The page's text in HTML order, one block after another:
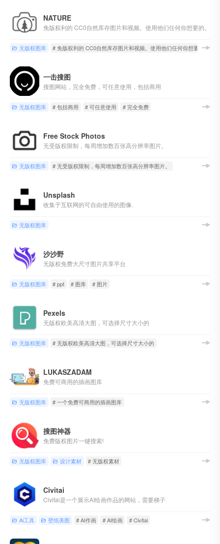
NATURE
免版权利的 CC0自然库存图片和视频。使用他们任何你想要的。
无版权图库 # 免版权利的 CC0自然库存图片和视频。使用他们任何你想要的。
一击搜图
搜图网站，完全免费，可任意使用，包括商用
无版权图库 # 包括商用 # 可任意使用 # 完全免费
Free Stock Photos
无受版权限制，每周增加数百张高分辨率图片。
无版权图库 # 无受版权限制，每周增加数百张高分辨率图片。
Unsplash
收集于互联网的可自由使用的图像.
无版权图库
沙沙野
无版权免费大尺寸图片共享平台
无版权图库 # ppt # 图库 # 图片
Pexels
无版权欧美高清大图，可选择尺寸大小的
无版权图库 # 无版权欧美高清大图，可选择尺寸大小的
LUKASZADAM
免费可商用的插画图库
无版权图库 # 一个免费可商用的插画图库
搜图神器
免费版权图片一键搜索!
无版权图库 设计素材 # 无版权素材
Civitai
Civitai是一个展示AI绘画作品的网站，需要梯子
Ai工具 壁纸美图 # AI作画 # AI绘画 # Civitai